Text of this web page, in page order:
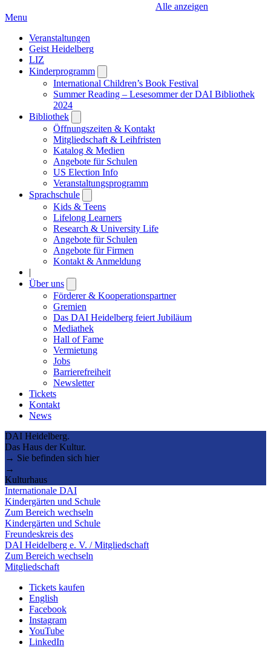
Alle anzeigen
Menu
Veranstaltungen
Geist Heidelberg
LIZ
Kinderprogramm
submenu
International Children’s Book Festival
Summer Reading – Lesesommer der DAI Bibliothek
2024
Bibliothek
submenu
Öffnungszeiten & Kontakt
Mitgliedschaft & Leihfristen
Katalog & Medien
Angebote für Schulen
US Election Info
Veranstaltungsprogramm
Sprachschule
submenu
Kids & Teens
Lifelong Learners
Research & University Life
Angebote für Schulen
Angebote für Firmen
Kontakt & Anmeldung
|
Über uns
submenu
Förderer & Kooperationspartner
Gremien
Das DAI Heidelberg feiert Jubiläum
Mediathek
Hall of Fame
Vermietung
Jobs
Barrierefreiheit
Newsletter
Tickets
Kontakt
News
DAI Heidelberg.
Das Haus der Kultur.
→ Sie befinden sich hier
→
Kulturhaus
Internationale DAI
Kindergärten und Schule
Zum Bereich wechseln
Kindergärten und Schule
Freundeskreis des
DAI Heidelberg e. V. / Mitgliedschaft
Zum Bereich wechseln
Mitgliedschaft
Tickets kaufen
English
Facebook
Instagram
YouTube
LinkedIn